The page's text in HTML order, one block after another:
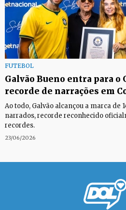
FUTEBOL
Galvão Bueno entra para o
recorde de narrações em
Ao todo, Galvão alcançou a marca de
narrados, recorde reconhecido
recordes.
23/06/2026